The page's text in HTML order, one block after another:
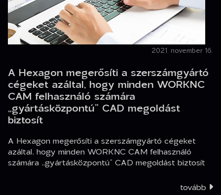
2021. november 16.
A Hexagon megerősíti a szerszámgyártó
cégeket azáltal, hogy minden WORKNC
CAM felhasználó számára
„gyártásközpontú” CAD megoldást
biztosít
A Hexagon megerősíti a szerszámgyártó cégeket
azáltal, hogy minden WORKNC CAM felhasználó
számára „gyártásközpontú” CAD megoldást biztosít
tovább